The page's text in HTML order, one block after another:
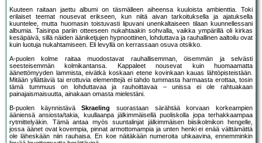
Kuuteen raitaan jaettu albumi on täsmälleen aiheensa kuuloista ambienttia. Toki
erilaiset teemat nousevat erikseen, kun niitä aivan tarkoituksella ja ajatuksella
kuuntelee, mutta huomasin toistuvasti lipuvani unenkaltaiseen tilaan kuunnellessani
albumia. Taisinpa pariin otteeseen nukahtaakin sohvalla, vaikka ympärillä oli kirkas
kesäpäivä, sillä näiden ääniketjujen hypnoottinen, lohduttava ja rauhallinen aaltoilu ovat
kuin luotuja nukahtamiseen. Eli levyllä on kerrassaan osuva otsikko.
A-puolen kolme raitaa muodostavat rauhallisemman, öisemmän ja selvästi
seesteisemmän kolmikantansa. Kappaleet nousevat kuin huomaamatta
äänettömyyden lammista, eivätkä koskaan etene kovinkaan kauas lähtöpisteistään.
Mitään yllättäviä tai erottuvia elementtejä ei tahdo tummasta harmaasta erottaa, tosin
tämä tummuus on lohduttavaa ja rauhoittavaa – unissa ei ole rahtuakaan
painajaismaisuutta, ainakaan omasta mielestäni.
B-puolen käynnistäväSkraeling
suorastaan särähtää korvaan korkeampien
ääniensä ansiosta/takia, kuullaanpa jälkimmäisellä puoliskolla jopa terhakkaampaa
rytmittelyäkin. Tämä antaa myös suuntalinjat jälkimmäisen biisikolmikon hengelle,
jossa äänet ovat kovempia, pinnat armottomampia ja unten henki ei enää välttämättä
ole läheskään niin rauhaisa. En koe näitäkään numeroita uhkaavina, ennemminkin